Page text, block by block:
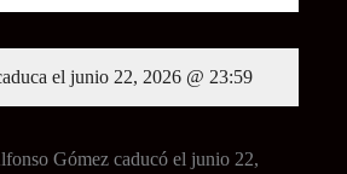
el junio 22, 2026 @ 23:59
Gómez caducó el junio 22,